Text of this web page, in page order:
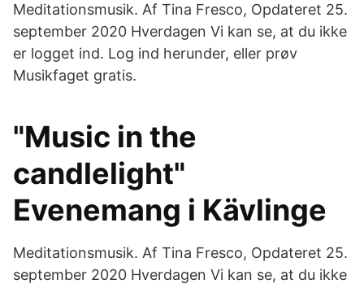
Meditationsmusik. Af Tina Fresco, Opdateret 25.
september 2020 Hverdagen Vi kan se, at du ikke
er logget ind. Log ind herunder, eller prøv
Musikfaget gratis.
"Music in the
candlelight"
Evenemang i Kävlinge
Meditationsmusik. Af Tina Fresco, Opdateret 25.
september 2020 Hverdagen Vi kan se, at du ikke